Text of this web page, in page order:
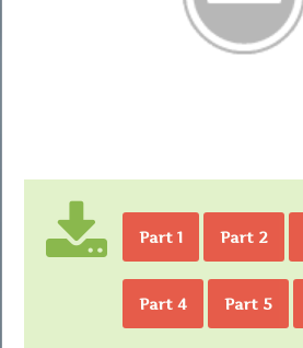
Part 1 Part 2
Part 4 Part 5